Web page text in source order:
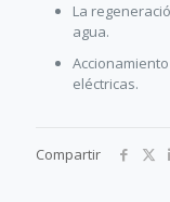
La
agua.
eléctricas.
Compartir